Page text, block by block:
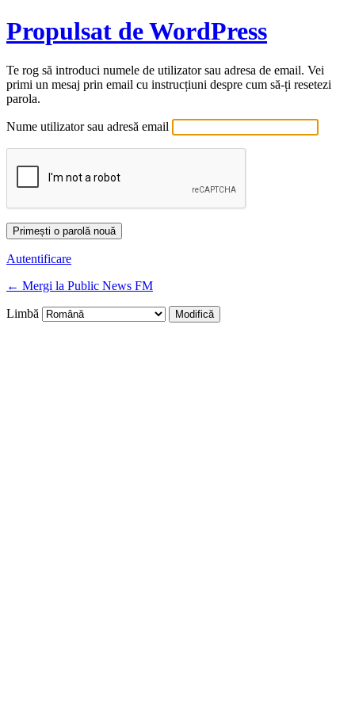
Propulsat de WordPress
Te rog să introduci numele de utilizator sau adresa de email. Vei
primi un mesaj prin email cu instrucțiuni despre cum să-ți resetezi
parola.
Nume utilizator sau adresă email
Autentificare
← Mergi la Public News FM
Limbă